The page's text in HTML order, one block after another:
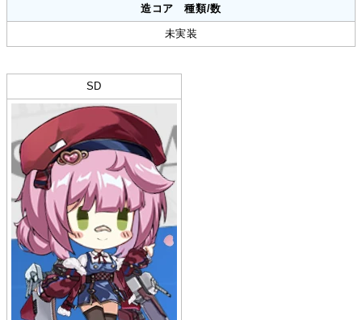
造コア 種類/数
未実装
SD